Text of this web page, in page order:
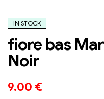
IN STOCK
fiore bas
Noir
9.00 €